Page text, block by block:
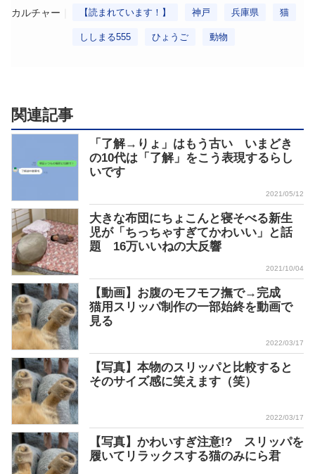
カルチャー 【読まれています！】 神戸 兵庫県 猫
ししまる555 ひょうご 動物
関連記事
「了解→りょ」はもう古い いまどき
の10代は「了解」をこう表現するらし
いです
2021/05/12
大きな布団にちょこんと寝そべる新生
児が「ちっちゃすぎてかわいい」と話
題 16万いいねの大反響
2021/10/04
【動画】お腹のモフモフ撫で→完成
猫用スリッパ制作の一部始終を動画で
見る
2022/03/17
【写真】本物のスリッパと比較すると
そのサイズ感に笑えます（笑）
2022/03/17
【写真】かわいすぎ注意!? スリッパを
履いてリラックスする猫のみにら君